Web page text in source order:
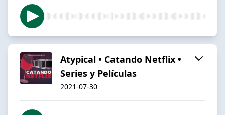
Atypical • Catando Netflix •
Series y Películas
2021-07-30